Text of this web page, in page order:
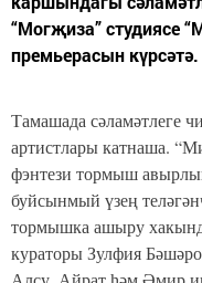
“Могҗиза” студиясе
премьерасын күрсәтә.
Тамашада сәламәтлеге
артистлары катнаша.
фэнтези тормыш
буйсынмый үзең
тормышка ашыру
кураторы Зулфия